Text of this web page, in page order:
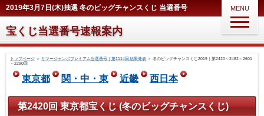
2019年3月7日(木)抽選 冬のビッグチャンスくじ 当選番号
宝くじ当選番号速報案内
MENU
トップページ＞ サマージャンボプレミアム当選番号｜第1114回 結果発表 ＞冬のビッグチャンスくじ2019｜第2420～2482～2601
～2290回
東京都 関・中・東 近畿 西日本
第2420回 東京都宝くじ (冬のビッグチャンスくじ)